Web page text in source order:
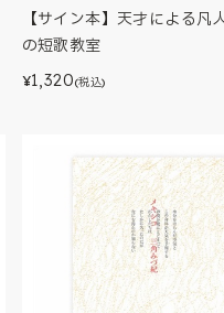
【サイン本】天才による凡
の短歌教室
¥1,320(税込)